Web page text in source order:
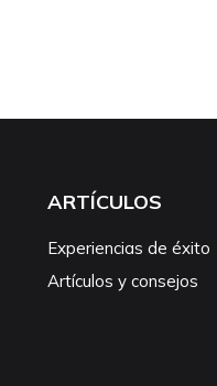
ARTÍCULOS
Experiencias de éxito
Artículos y consejos